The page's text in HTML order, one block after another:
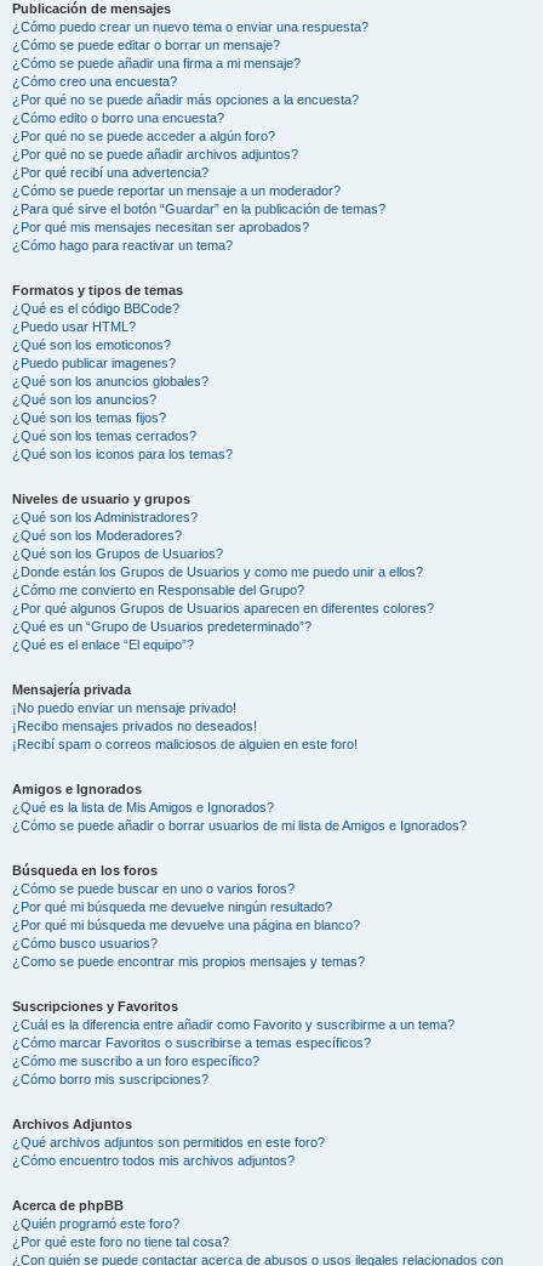
Publicación de mensajes
¿Cómo puedo crear un nuevo tema o enviar una respuesta?
¿Cómo se puede editar o borrar un mensaje?
¿Cómo se puede añadir una firma a mi mensaje?
¿Cómo creo una encuesta?
¿Por qué no se puede añadir más opciones a la encuesta?
¿Cómo edito o borro una encuesta?
¿Por qué no se puede acceder a algún foro?
¿Por qué no se puede añadir archivos adjuntos?
¿Por qué recibí una advertencia?
¿Cómo se puede reportar un mensaje a un moderador?
¿Para qué sirve el botón “Guardar” en la publicación de temas?
¿Por qué mis mensajes necesitan ser aprobados?
¿Cómo hago para reactivar un tema?
Formatos y tipos de temas
¿Qué es el código BBCode?
¿Puedo usar HTML?
¿Qué son los emoticonos?
¿Puedo publicar imagenes?
¿Qué son los anuncios globales?
¿Qué son los anuncios?
¿Qué son los temas fijos?
¿Qué son los temas cerrados?
¿Qué son los iconos para los temas?
Niveles de usuario y grupos
¿Qué son los Administradores?
¿Qué son los Moderadores?
¿Qué son los Grupos de Usuarios?
¿Donde están los Grupos de Usuarios y como me puedo unir a ellos?
¿Cómo me convierto en Responsable del Grupo?
¿Por qué algunos Grupos de Usuarios aparecen en diferentes colores?
¿Qué es un “Grupo de Usuarios predeterminado”?
¿Qué es el enlace “El equipo”?
Mensajería privada
¡No puedo enviar un mensaje privado!
¡Recibo mensajes privados no deseados!
¡Recibí spam o correos maliciosos de alguien en este foro!
Amigos e Ignorados
¿Qué es la lista de Mis Amigos e Ignorados?
¿Cómo se puede añadir o borrar usuarios de mi lista de Amigos e Ignorados?
Búsqueda en los foros
¿Cómo se puede buscar en uno o varios foros?
¿Por qué mi búsqueda me devuelve ningún resultado?
¿Por qué mi búsqueda me devuelve una página en blanco?
¿Cómo busco usuarios?
¿Como se puede encontrar mis propios mensajes y temas?
Suscripciones y Favoritos
¿Cuál es la diferencia entre añadir como Favorito y suscribirme a un tema?
¿Cómo marcar Favoritos o suscribirse a temas específicos?
¿Cómo me suscribo a un foro específico?
¿Cómo borro mis suscripciones?
Archivos Adjuntos
¿Qué archivos adjuntos son permitidos en este foro?
¿Cómo encuentro todos mis archivos adjuntos?
Acerca de phpBB
¿Quién programó este foro?
¿Por qué este foro no tiene tal cosa?
¿Con quién se puede contactar acerca de abusos o usos ilegales relacionados con